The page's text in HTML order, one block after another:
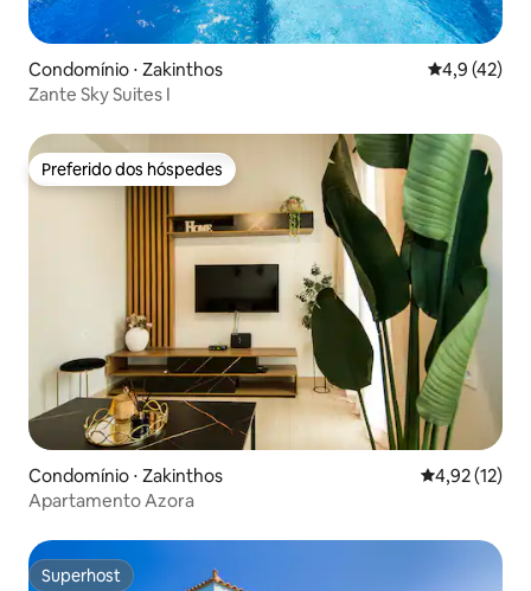
Condomínio ⋅ Zakinthos 4,9 de uma
4,9 (42)
Zante Sky Suites I
Preferido dos hóspedes
Preferido dos hóspedes
Condomínio ⋅ Zakinthos 4,92 de uma
4,92 (12)
Apartamento Azora
Superhost
Superhost